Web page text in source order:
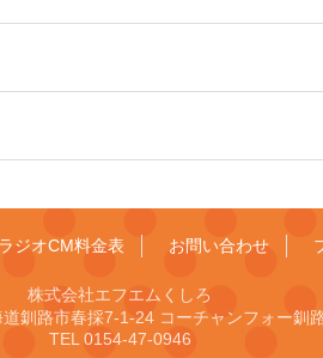
ラジオCM料金表 お問い合わせ
株式会社エフエムくしろ
釧路市春採7-1-24 コーチャンフォー釧
TEL 0154-47-0946